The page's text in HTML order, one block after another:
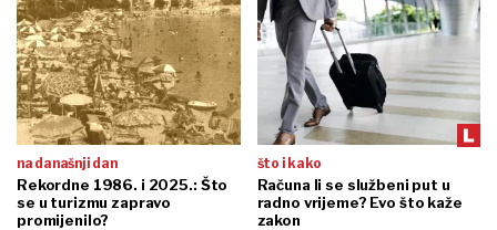
na današnji dan
Rekordne 1986. i 2025.: Što
se u turizmu zapravo
promijenilo?
što i kako
Računa li se službeni put u
radno vrijeme? Evo što kaže
zakon